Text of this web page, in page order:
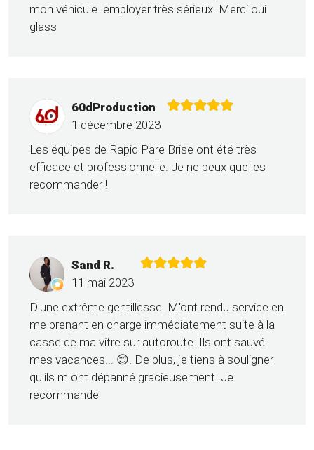
mon véhicule..employer très sérieux. Merci oui
glass
60dProduction
1 décembre 2023
Les équipes de Rapid Pare Brise ont été très
efficace et professionnelle. Je ne peux que les
recommander !
Sand R.
11 mai 2023
D'une extrême gentillesse. M'ont rendu service en
me prenant en charge immédiatement suite à la
casse de ma vitre sur autoroute. Ils ont sauvé
mes vacances... 😊. De plus, je tiens à souligner
qu'ils m ont dépanné gracieusement. Je
recommande